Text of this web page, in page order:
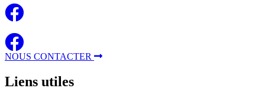
NOUS CONTACTER
Liens utiles